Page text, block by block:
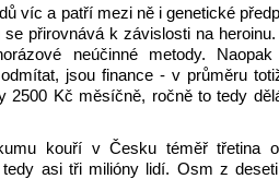
víc a patří mezi ně i genetické
přirovnává k závislosti na
neúčinné metody. Naopak
jsou finance - v průměru
2500 Kč měsíčně, ročně to tedy
kouří v Česku téměř třetina
asi tři milióny lidí. Osm z